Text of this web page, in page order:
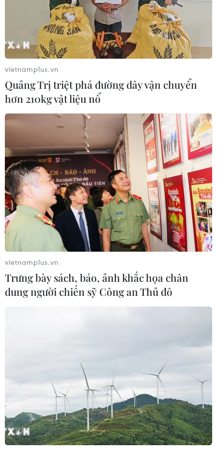
vietnamplus.vn
Quảng Trị triệt phá đường dây vận chuyển
hơn 210kg vật liệu nổ
vietnamplus.vn
Trưng bày sách, báo, ảnh khắc họa chân
dung người chiến sỹ Công an Thủ đô